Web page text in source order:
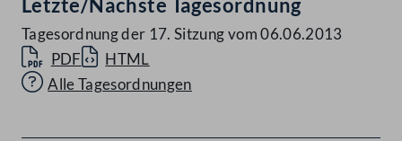
Letzte/Nächste Tagesordnung
Tagesordnung der 17. Sitzung vom 06.06.2013
PDF
HTML
Alle Tagesordnungen